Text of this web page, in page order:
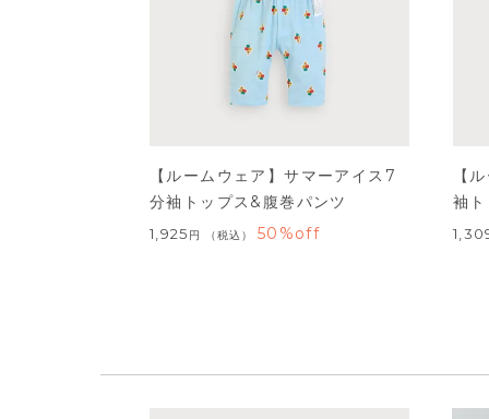
【ルームウェア】サマーアイス7
分袖トップス&腹巻パンツ
1,925 税込 50%off
【
袖